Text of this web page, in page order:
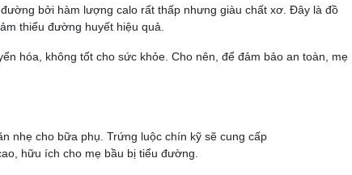
bởi hàm lượng calo rất thấp nhưng giàu chất xơ. Đây là đồ
thiểu đường huyết hiệu quả.
hóa, không tốt cho sức khỏe. Cho nên, để đảm bảo an toàn, mẹ
nhẹ cho bữa phụ. Trứng luộc chín kỹ sẽ cung cấp
hữu ích cho mẹ bầu bị tiểu đường.